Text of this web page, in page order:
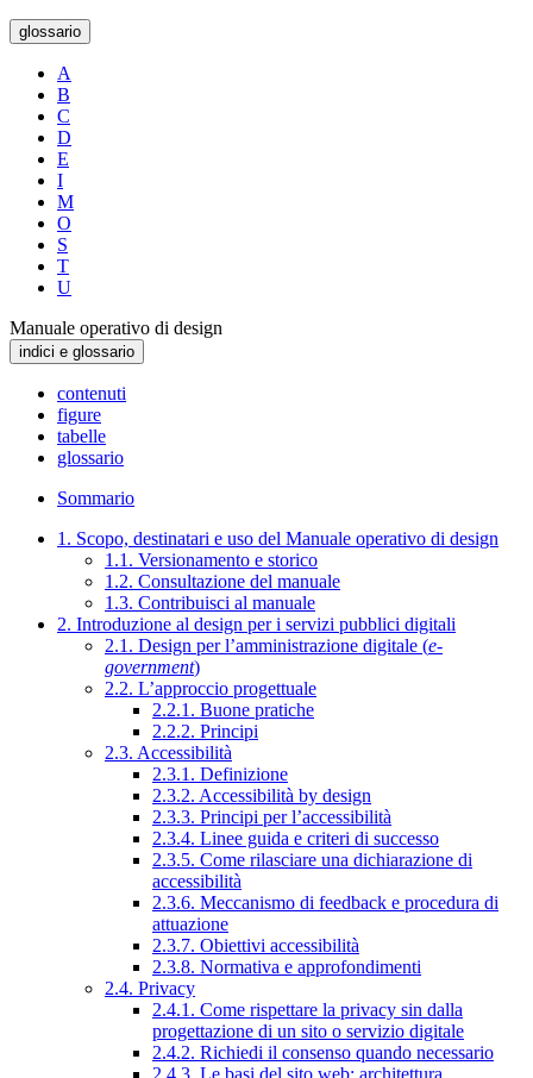
glossario
A
B
C
D
E
I
M
O
S
T
U
Manuale operativo di design
indici e glossario
contenuti
figure
tabelle
glossario
Sommario
1. Scopo, destinatari e uso del Manuale operativo di design
1.1. Versionamento e storico
1.2. Consultazione del manuale
1.3. Contribuisci al manuale
2. Introduzione al design per i servizi pubblici digitali
2.1. Design per l’amministrazione digitale (e-
government)
2.2. L’approccio progettuale
2.2.1. Buone pratiche
2.2.2. Principi
2.3. Accessibilità
2.3.1. Definizione
2.3.2. Accessibilità by design
2.3.3. Principi per l’accessibilità
2.3.4. Linee guida e criteri di successo
2.3.5. Come rilasciare una dichiarazione di
accessibilità
2.3.6. Meccanismo di feedback e procedura di
attuazione
2.3.7. Obiettivi accessibilità
2.3.8. Normativa e approfondimenti
2.4. Privacy
2.4.1. Come rispettare la privacy sin dalla
progettazione di un sito o servizio digitale
2.4.2. Richiedi il consenso quando necessario
2.4.3. Le basi del sito web: architettura,